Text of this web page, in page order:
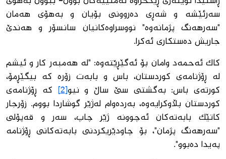
سەرئێشە و شەڕی دەروونی بۆیان و بەهۆی هەمان
"سەرهەنگ پژمانەوە" نووسراوەکانیان سانسۆر و هەندێ
جاریش دەستکاری ئەکرا.
کاک ئەحمەد وامان بۆ ئەگێڕێتەوە: "لە هەمبەر کار و ئیشم
لە ڕۆژنامەی کوردستان، باس و بابەت زۆرە کە بیگێڕمۆ،
کورتەی باس: بەگشتی سێ ساڵ و نیو[2]
کە ڕۆژنامەی
کوردستان بڵاوکرایەوە، بەردەوام لەژێر گوشاردا بووم. زۆرجار
کاتێک بابەتەکان ئەچوونە ژێر چاپ، سەر و قەپۆلی
"سەرهەنگ پژمان"، بۆ چاودێریکردنی بابەتەکانی ڕۆژنامە
پەیدا دەبوو".